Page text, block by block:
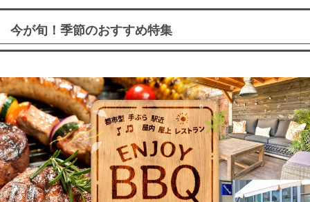
今が旬！季節のおすすめ特集